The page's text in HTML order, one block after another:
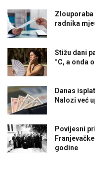
Zlouporaba
radnika
Stižu dani
°C, a onda
Danas
Nalozi već
Povijesni
godine